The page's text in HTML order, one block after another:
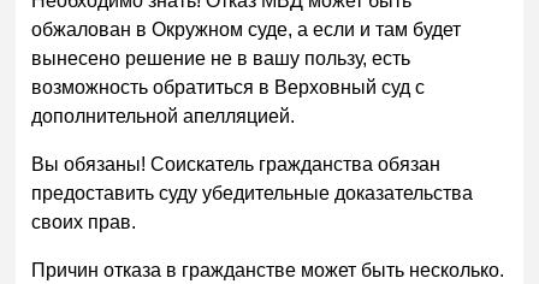
обжалован в Окружном суде, а если и там будет
вынесено решение не в вашу пользу, есть
возможность обратиться в Верховный суд с
дополнительной апелляцией.
Вы обязаны! Соискатель гражданства обязан
предоставить суду убедительные доказательства
своих прав.
Причин отказа в гражданстве может быть несколько.